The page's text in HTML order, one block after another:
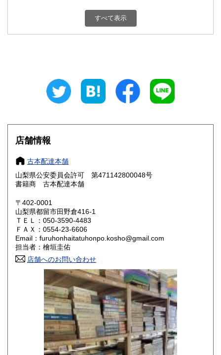
800円 富山県
800円 三重県
大阪府
奈良県
鳥取県 800円 島根県
岡山県
山口県 800円
香川県 800円 愛媛県
高知県 800円
800円 長崎県
800円 大分県
800円 鹿児島県
1,500円
すべて表示
店舗情報
古本配達本舗
山梨県公安委員会許可 第471142800048号
書籍商 古本配達本舗
〒402-0001
山梨県都留市田野倉416-1
ＴＥＬ：050-3590-4483
ＦＡＸ：0554-23-6606
Email：furuhonhaitatuhonpo.kosho@gmail.com
担当者：檜垣圭佑
店舗へのお問い合わせ